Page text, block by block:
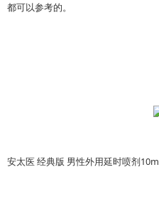
都可以参考的。
安太医 经典版 男性外用延时喷剂10m